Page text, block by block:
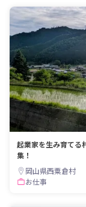
起業家を生み育てる
集！
岡山県西粟倉村
お仕事